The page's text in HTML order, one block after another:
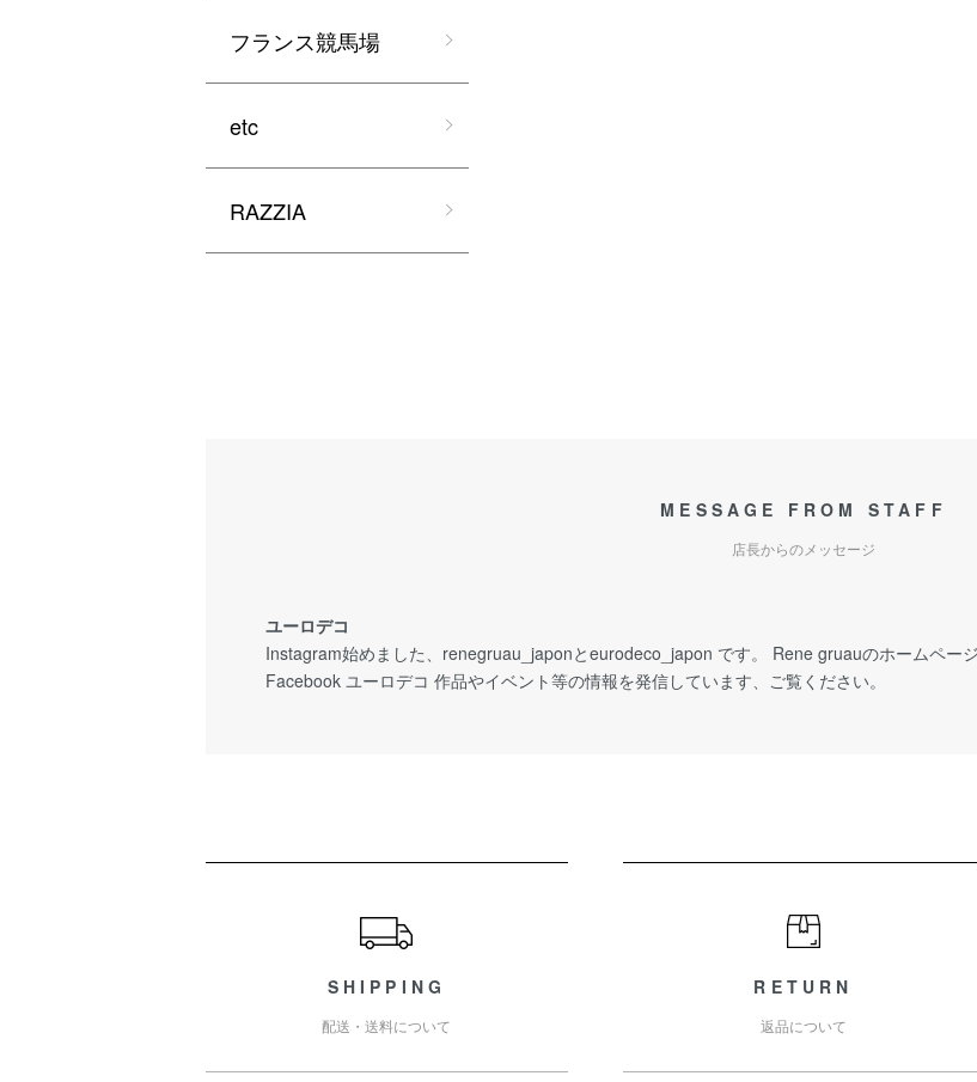
フランス競馬場
etc
RAZZIA
MESSAGE FROM STAFF
店長からのメッセージ
ユーロデコ
Instagram始めました、renegruau_japonとeurodeco_japon です。 Rene gruauのホームペ
Facebook ユーロデコ 作品やイベント等の情報を発信しています、ご覧ください。
SHIPPING
配送・送料について
RETURN
返品について